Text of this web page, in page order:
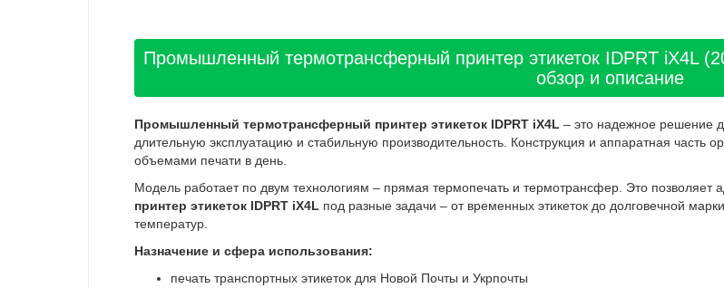
Промышленный термотрансферный принтер этикеток IDPRT iX4L
обзор и описание
Промышленный термотрансферный принтер этикеток IDPRT iX4L – это надежное решение
длительную эксплуатацию и стабильную производительность. Конструкция и аппаратная часть
объемами печати в день.
Модель работает по двум технологиям – прямая термопечать и термотрансфер. Это позволяет
принтер этикеток IDPRT iX4L под разные задачи – от временных этикеток до долговечной
температур.
Назначение и сфера использования:
печать транспортных этикеток для Новой Почты и Укрпочты